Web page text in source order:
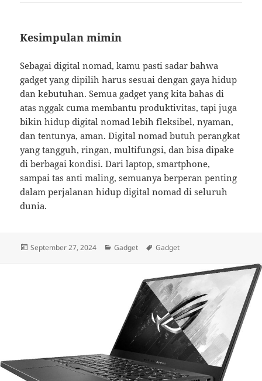
Kesimpulan mimin
Sebagai digital nomad, kamu pasti sadar bahwa
gadget yang dipilih harus sesuai dengan gaya hidup
dan kebutuhan. Semua gadget yang kita bahas di
atas nggak cuma membantu produktivitas, tapi juga
bikin hidup digital nomad lebih fleksibel, nyaman,
dan tentunya, aman. Digital nomad butuh perangkat
yang tangguh, ringan, multifungsi, dan bisa dipake
di berbagai kondisi. Dari laptop, smartphone,
sampai tas anti maling, semuanya berperan penting
dalam perjalanan hidup digital nomad di seluruh
dunia.
Posted
September 27, 2024 Categories
Gadget Tags
Gadget